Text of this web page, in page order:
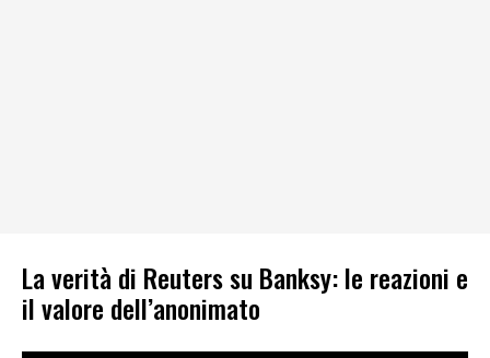
La verità di Reuters su Banksy: le reazioni e
il valore dell’anonimato